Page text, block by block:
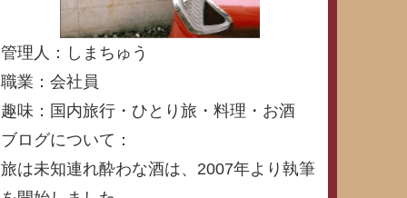
管理人：しまちゅう
職業：会社員
趣味：国内旅行・ひとり旅・料理・お酒
ブログについて：
旅は未知連れ酔わな酒は、2007年より執筆